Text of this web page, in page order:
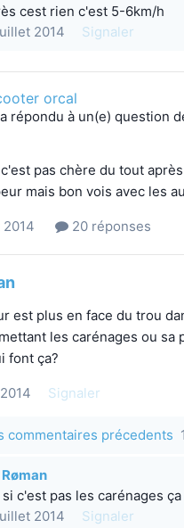
cest rien c'est 5-6km/h
2014
Signaler
orcal
a répondu à un(e) question
pas chère du tout
mais bon vois avec les
20 réponses
est plus en face du trou
les carénages ou sa
font ça?
Signaler
commentaires précedents
c'est pas les carénages
2014
Signaler